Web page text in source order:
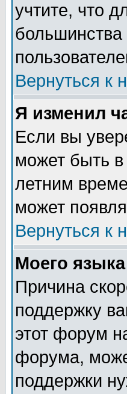
учтите, что
большинства
Вернуться к
Я изменил
Если вы
может быть
летним
может
Вернуться к
Моего
Причина
поддержку
этот форум
форума,
поддержки